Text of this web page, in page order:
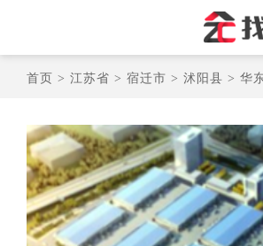
首页 > 江苏省 > 宿迁市 > 沭阳县 > 华